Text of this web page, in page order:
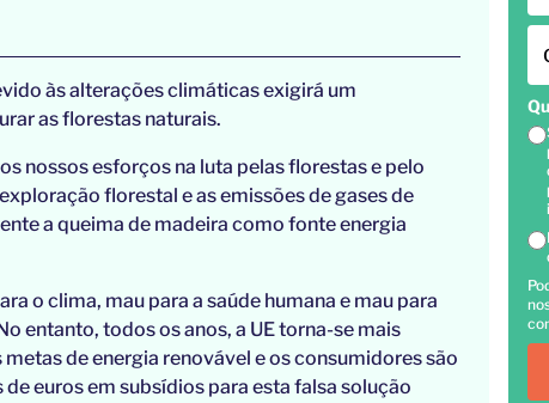
às alterações climáticas exigirá um
as florestas naturais.
nossos esforços na luta pelas florestas e pelo
florestal e as emissões de gases de
a queima de madeira como fonte energia
o clima, mau para a saúde humana e mau para
entanto, todos os anos, a UE torna-se mais
de energia renovável e os consumidores são
euros em subsídios para esta falsa solução